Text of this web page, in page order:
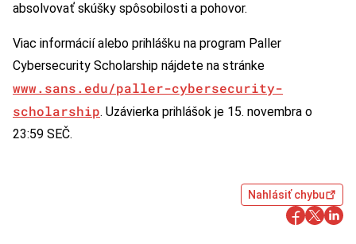
absolvovať skúšky spôsobilosti a pohovor.
Viac informácií alebo prihlášku na program Paller
Cybersecurity Scholarship nájdete na stránke
www.sans.edu/paller-cybersecurity-
scholarship. Uzávierka prihlášok je 15. novembra o
23:59 SEČ.
Nahlásiť chybu